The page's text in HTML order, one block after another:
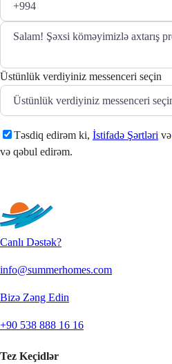
Üstünlük verdiyiniz messenceri seçin
Təsdiq edirəm ki, İstifadə Şərtləri və
və qəbul edirəm.
Canlı Dəstək?
info@summerhomes.com
Bizə Zəng Edin
+90 538 888 16 16
Tez Keçidlər